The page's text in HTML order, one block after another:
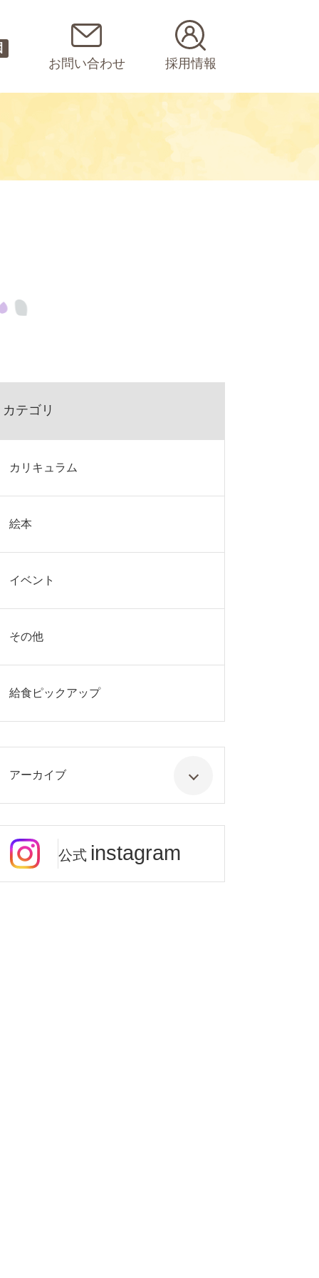
お問い合わせ 採用情報
カテゴリ
カリキュラム
絵本
イベント
その他
給食ピックアップ
アーカイブ
公式 instagram